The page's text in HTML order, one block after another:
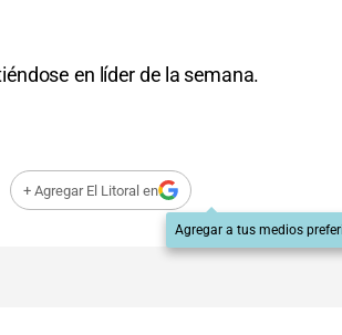
en líder de la semana.
+ Agregar El Litoral en
Agregar a tus medios